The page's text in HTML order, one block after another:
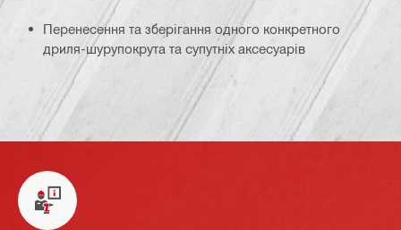
Перенесення та зберігання одного конкретного
дриля-шурупокрута та супутніх аксесуарів